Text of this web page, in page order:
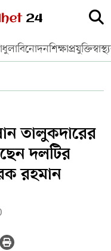
বিনোদনশিক্ষাপ্রযুক্তি
তালুকদারের
দলটির
রহমান
AHMED